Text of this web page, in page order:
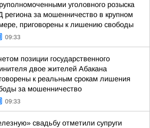
уголовного розыска
региона за мошенничество в крупном
приговорены к лишению свободы
09:33
позиции государственного
двое жителей Абакана
к реальным срокам лишения
за мошенничество
09:33
свадьбу отметили супруги